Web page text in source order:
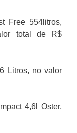
Free 554litros,
total de R$
Litros, no valor
4,6l Oster,